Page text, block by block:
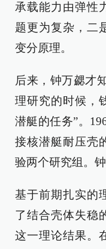
承载能力由弹性
题更为复杂，二
变分原理。
后来，钟万勰才
理研究的时候，
潜艇的任务”。
接核潜艇耐压壳
验两个研究组。
基于前期扎实的
了结合壳体失稳
这一理论结果。